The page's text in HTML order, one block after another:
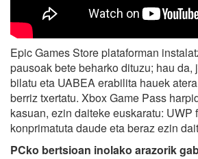
Epic Games Store plataforman
pausoak bete beharko dituzu; hau da,
bilatu eta UABEA erabilita hauek
berriz txertatu. Xbox Game Pass
kasuan, ezin daiteke euskaratu: UWP
konprimatuta daude eta beraz ezin
PCko bertsioan inolako arazorik